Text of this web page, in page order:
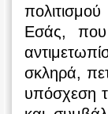
Εσάς, που
σκληρά,
υπόσχεση